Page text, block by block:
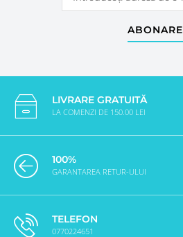
ABONARE
LIVRARE GRATUITĂ
LA COMENZI DE 150.00 LEI
100%
GARANTAREA RETUR-ULUI
TELEFON
0770224651